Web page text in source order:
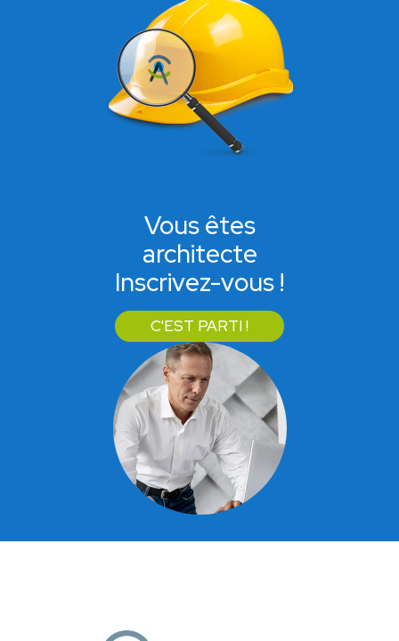
Vous êtes
architecte
Inscrivez-vous !
C'EST PARTI !